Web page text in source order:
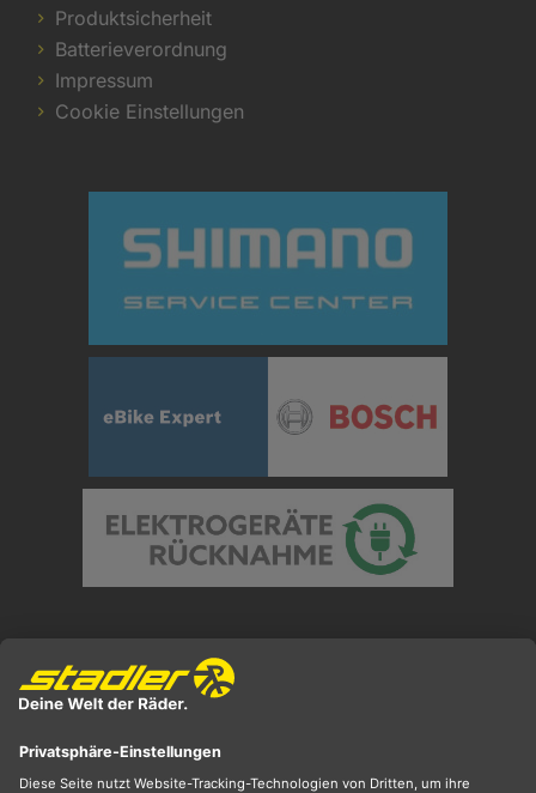
Produktsicherheit
Batterieverordnung
Impressum
Cookie Einstellungen